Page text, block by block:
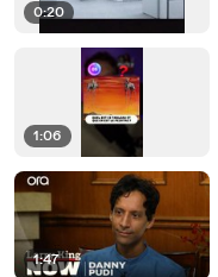
0:20
1:06
1:47